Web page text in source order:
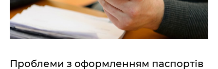
Проблеми з оформленням паспортів